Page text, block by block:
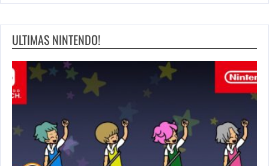
ULTIMAS NINTENDO!